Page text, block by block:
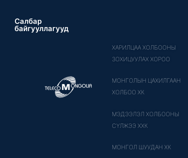
Салбар
байгууллагууд
ХАРИЛЦАА ХОЛБООНЫ
ЗОХИЦУУЛАХ ХОРОО
МОНГОЛЫН ЦАХИЛГААН
ХОЛБОО ХК
МЭДЭЭЛЭЛ ХОЛБООНЫ
СҮЛЖЭЭ ХХК
МОНГОЛ ШУУДАН ХК